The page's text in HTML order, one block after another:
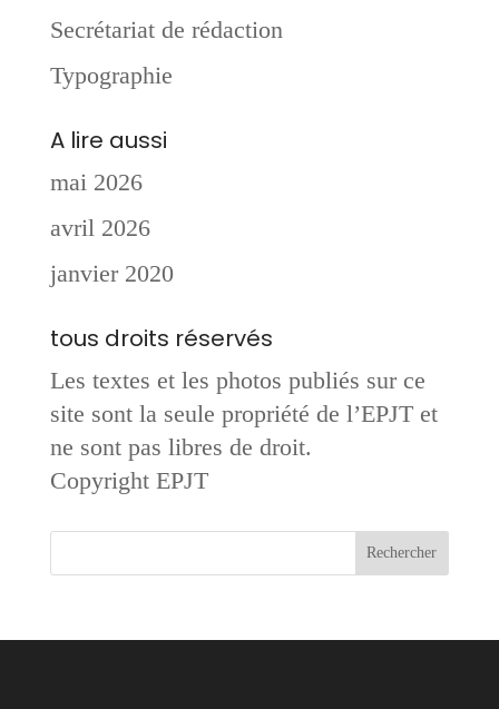
Secrétariat de rédaction
Typographie
A lire aussi
mai 2026
avril 2026
janvier 2020
tous droits réservés
Les textes et les photos publiés sur ce
site sont la seule propriété de l’EPJT et
ne sont pas libres de droit.
Copyright EPJT